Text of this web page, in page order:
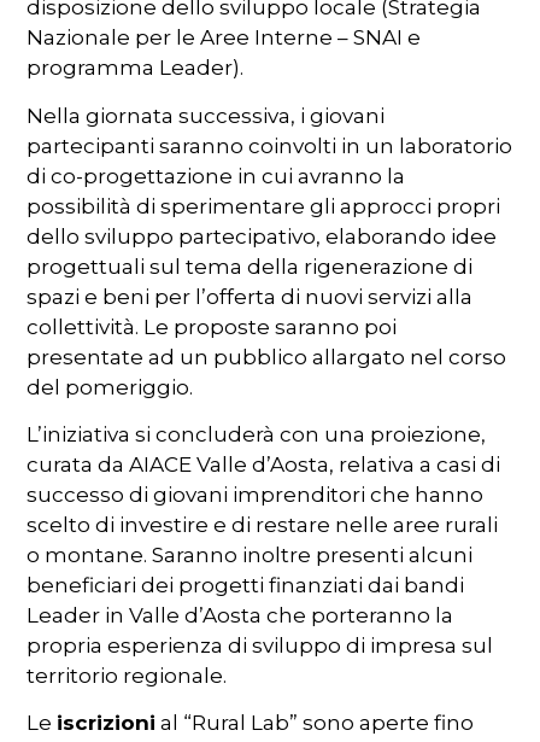
disposizione dello sviluppo locale (Strategia
Nazionale per le Aree Interne – SNAI e
programma Leader).
Nella giornata successiva, i giovani
partecipanti saranno coinvolti in un laboratorio
di co-progettazione in cui avranno la
possibilità di sperimentare gli approcci propri
dello sviluppo partecipativo, elaborando idee
progettuali sul tema della rigenerazione di
spazi e beni per l’offerta di nuovi servizi alla
collettività. Le proposte saranno poi
presentate ad un pubblico allargato nel corso
del pomeriggio.
L’iniziativa si concluderà con una proiezione,
curata da AIACE Valle d’Aosta, relativa a casi di
successo di giovani imprenditori che hanno
scelto di investire e di restare nelle aree rurali
o montane. Saranno inoltre presenti alcuni
beneficiari dei progetti finanziati dai bandi
Leader in Valle d’Aosta che porteranno la
propria esperienza di sviluppo di impresa sul
territorio regionale.
Le iscrizioni al “Rural Lab” sono aperte fino